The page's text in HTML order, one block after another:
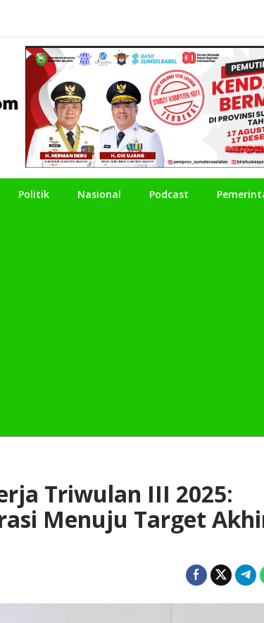
Politik Nasional Podcast
Triwulan III 2025:
Menuju Target